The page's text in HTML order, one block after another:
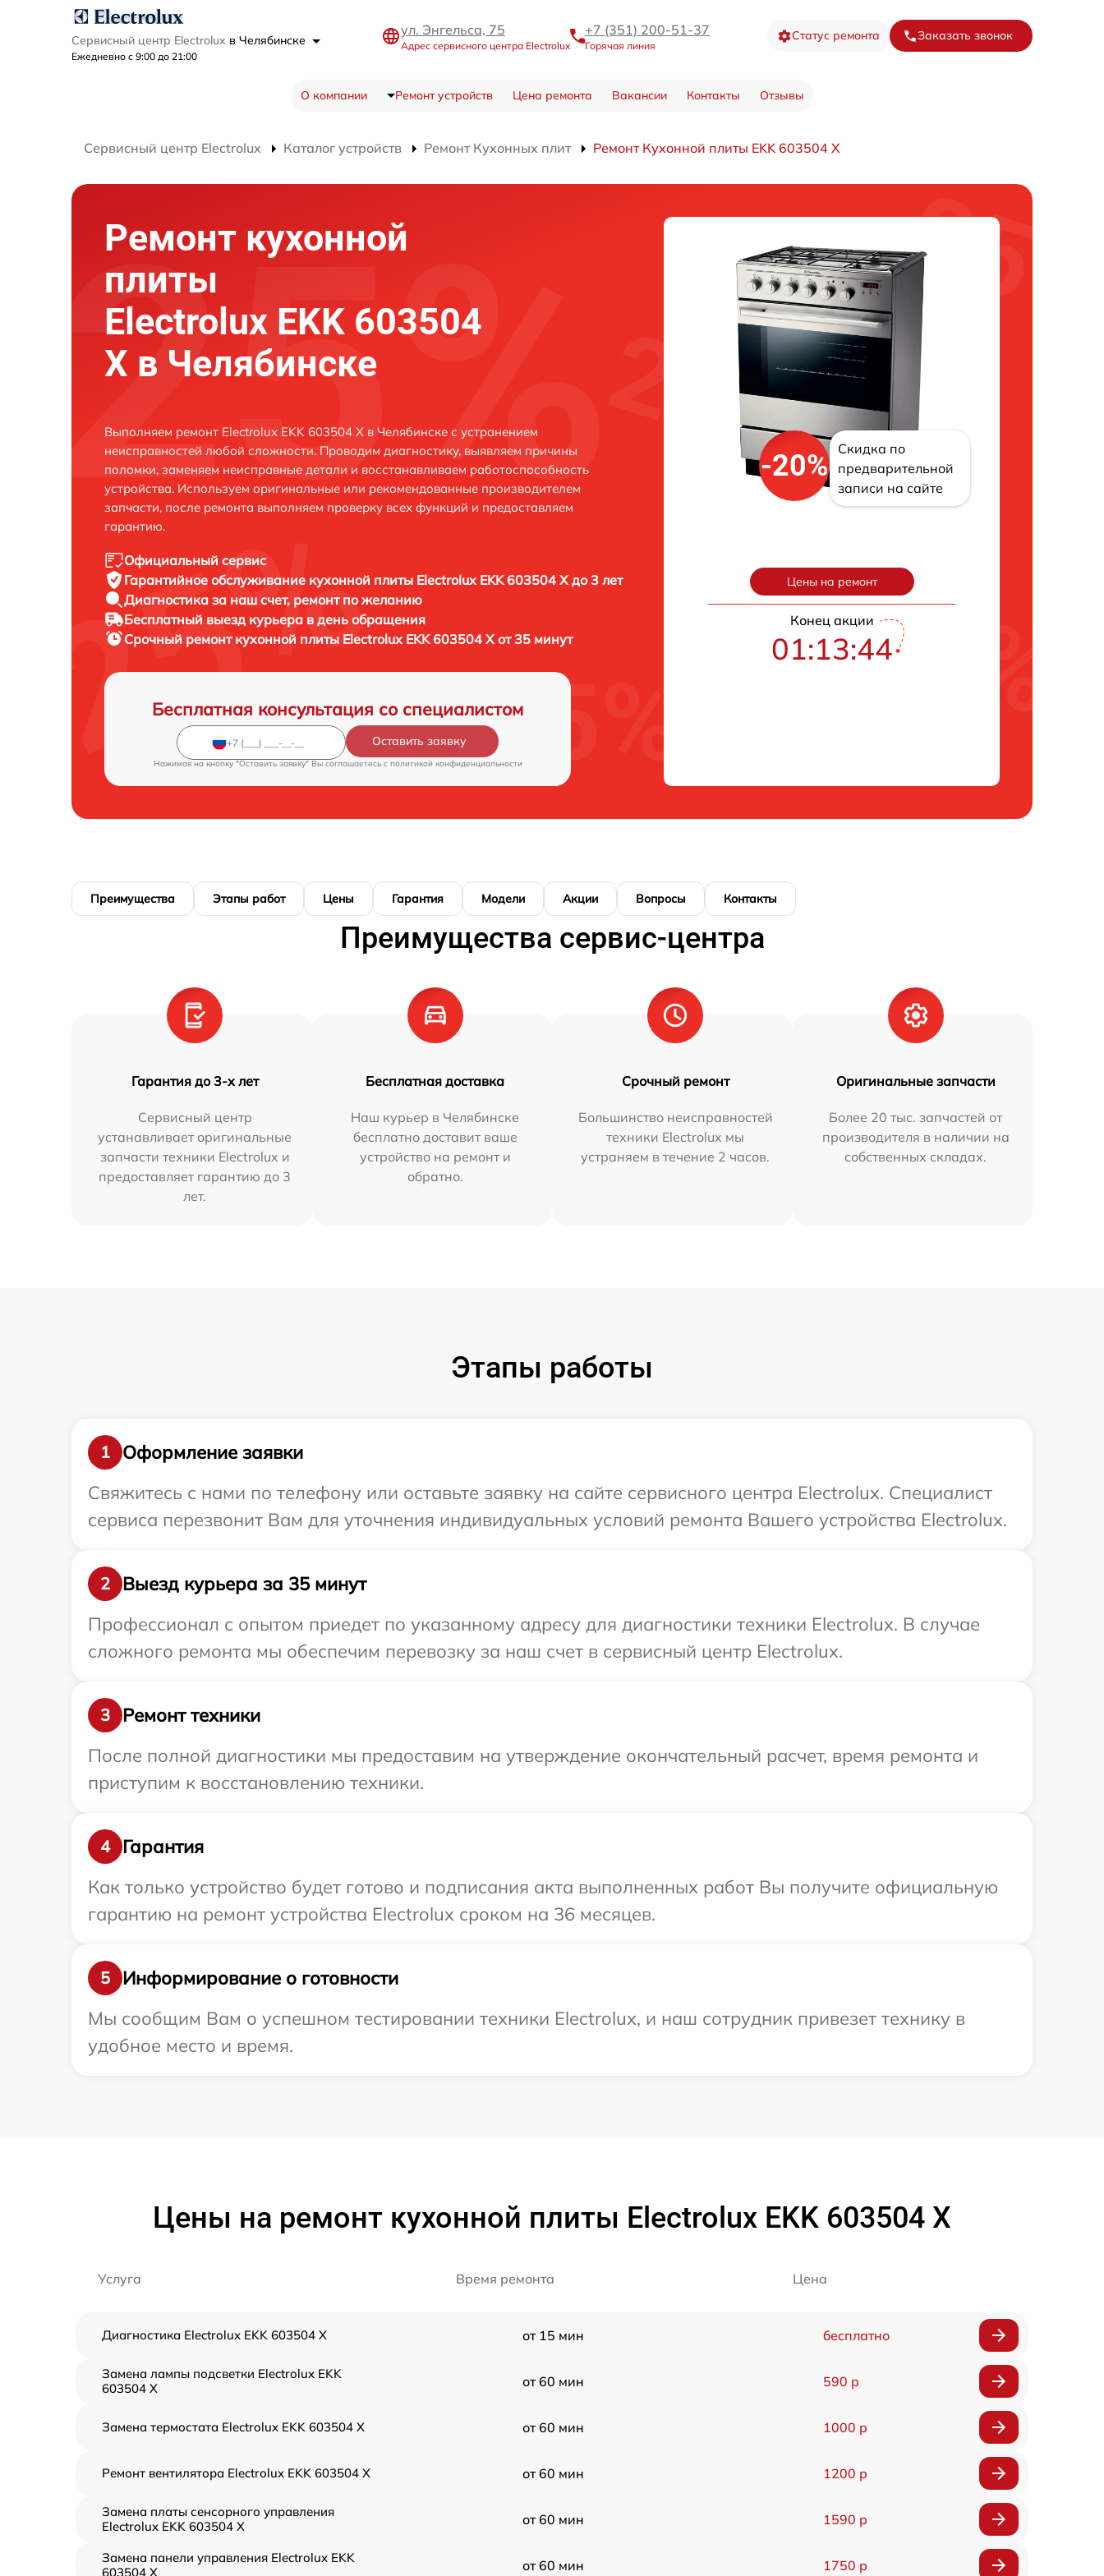
Сервисный центр Electrolux в Челябинске
Ежедневно с 9:00 до 21:00
ул. Энгельса, 75
Адрес сервисного центра Electrolux
+7 (351) 200-51-37
Горячая линия
Статус ремонта Заказать звонок
О компании Ремонт устройств Цена ремонта Вакансии Контакты Отзывы
Сервисный центр Electrolux Каталог устройств Ремонт Кухонных плит Ремонт Кухонной плиты EKK 603504 X
Ремонт кухонной
плиты
Electrolux EKK 603504
X в Челябинске
Выполняем ремонт Electrolux EKK 603504 X в Челябинске с устранением
неисправностей любой сложности. Проводим диагностику, выявляем причины
поломки, заменяем неисправные детали и восстанавливаем работоспособность
устройства. Используем оригинальные или рекомендованные производителем
запчасти, после ремонта выполняем проверку всех функций и предоставляем
гарантию.
Официальный сервис
Гарантийное обслуживание кухонной плиты Electrolux EKK 603504 X до 3 лет
Диагностика за наш счет, ремонт по желанию
Бесплатный выезд курьера в день обращения
Срочный ремонт кухонной плиты Electrolux EKK 603504 X от 35 минут
Бесплатная консультация со специалистом
Оставить заявку
Нажимая на кнопку "Оставить заявку" Вы соглашаетесь c политикой конфиденциальности
-20%
Скидка по
предварительной
записи на сайте
Цены на ремонт
Конец акции
01:13:43
Преимущества Этапы работ Цены Гарантия Модели Акции Вопросы Контакты
Преимущества сервис-центра
Гарантия до 3-х лет
Сервисный центр
устанавливает оригинальные
запчасти техники Electrolux и
предоставляет гарантию до 3
лет.
Бесплатная доставка
Наш курьер в Челябинске
бесплатно доставит ваше
устройство на ремонт и
обратно.
Срочный ремонт
Большинство неисправностей
техники Electrolux мы
устраняем в течение 2 часов.
Оригинальные запчасти
Более 20 тыс. запчастей от
производителя в наличии на
собственных складах.
Этапы работы
1
Оформление заявки
Свяжитесь с нами по телефону или оставьте заявку на сайте сервисного центра Electrolux. Специалист
сервиса перезвонит Вам для уточнения индивидуальных условий ремонта Вашего устройства Electrolux.
2
Выезд курьера за 35 минут
Профессионал с опытом приедет по указанному адресу для диагностики техники Electrolux. В случае
сложного ремонта мы обеспечим перевозку за наш счет в сервисный центр Electrolux.
3
Ремонт техники
После полной диагностики мы предоставим на утверждение окончательный расчет, время ремонта и
приступим к восстановлению техники.
4
Гарантия
Как только устройство будет готово и подписания акта выполненных работ Вы получите официальную
гарантию на ремонт устройства Electrolux сроком на 36 месяцев.
5
Информирование о готовности
Мы сообщим Вам о успешном тестировании техники Electrolux, и наш сотрудник привезет технику в
удобное место и время.
Цены на ремонт кухонной плиты Electrolux EKK 603504 X
Услуга Время ремонта Цена
Диагностика Electrolux EKK 603504 X от 15 мин бесплатно
Замена лампы подсветки Electrolux EKK
603504 X
от 60 мин 590 р
Замена термостата Electrolux EKK 603504 X от 60 мин 1000 р
Ремонт вентилятора Electrolux EKK 603504 X от 60 мин 1200 р
Замена платы сенсорного управления
Electrolux EKK 603504 X
от 60 мин 1590 р
Замена панели управления Electrolux EKK
603504 X
от 60 мин 1750 р